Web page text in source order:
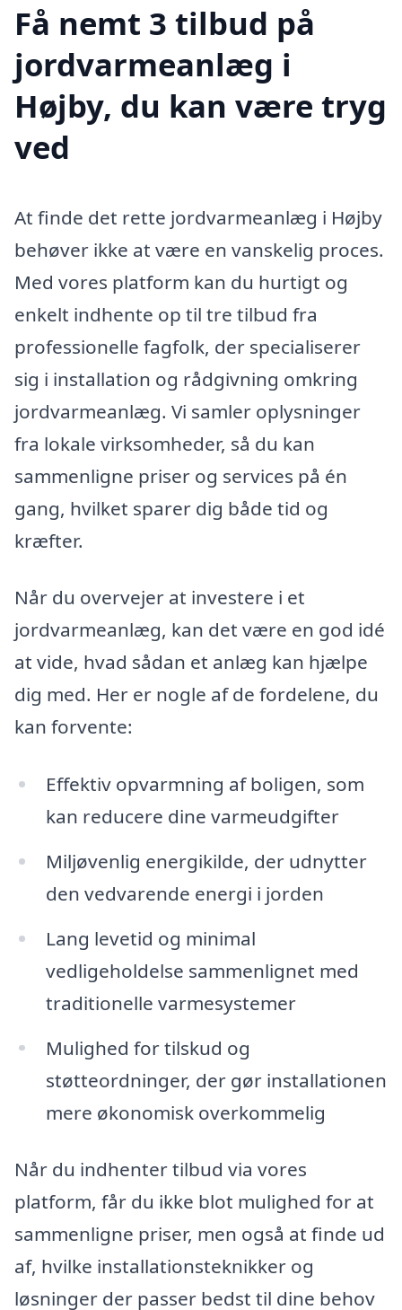
Få nemt 3 tilbud på
jordvarmeanlæg i
Højby, du kan være tryg
ved
At finde det rette jordvarmeanlæg i Højby
behøver ikke at være en vanskelig proces.
Med vores platform kan du hurtigt og
enkelt indhente op til tre tilbud fra
professionelle fagfolk, der specialiserer
sig i installation og rådgivning omkring
jordvarmeanlæg. Vi samler oplysninger
fra lokale virksomheder, så du kan
sammenligne priser og services på én
gang, hvilket sparer dig både tid og
kræfter.
Når du overvejer at investere i et
jordvarmeanlæg, kan det være en god idé
at vide, hvad sådan et anlæg kan hjælpe
dig med. Her er nogle af de fordelene, du
kan forvente:
Effektiv opvarmning af boligen, som
kan reducere dine varmeudgifter
Miljøvenlig energikilde, der udnytter
den vedvarende energi i jorden
Lang levetid og minimal
vedligeholdelse sammenlignet med
traditionelle varmesystemer
Mulighed for tilskud og
støtteordninger, der gør installationen
mere økonomisk overkommelig
Når du indhenter tilbud via vores
platform, får du ikke blot mulighed for at
sammenligne priser, men også at finde ud
af, hvilke installationsteknikker og
løsninger der passer bedst til dine behov